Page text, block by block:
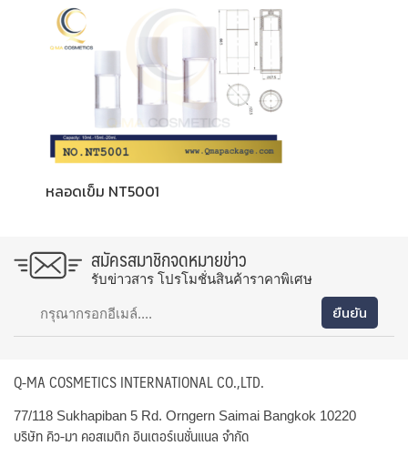
หลอดเข็ม NT5001
สมัครสมาชิกจดหมายข่าว
รับข่าวสาร โปรโมชั่นสินค้าราคาพิเศษ
Q-MA COSMETICS INTERNATIONAL CO.,LTD.
77/118 Sukhapiban 5 Rd. Orngern Saimai Bangkok 10220
บริษัท คิว-มา คอสเมติก อินเตอร์เนชั่นแนล จำกัด